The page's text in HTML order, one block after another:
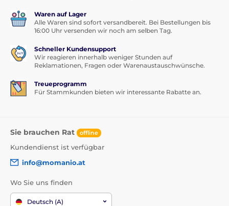
Waren auf Lager
Alle Waren sind sofort versandbereit. Bei Bestellungen bis
16:00 Uhr versenden wir noch am selben Tag.
Schneller Kundensupport
Wir reagieren innerhalb weniger Stunden auf
Reklamationen, Fragen oder Warenaustauschwünsche.
Treueprogramm
Für Stammkunden bieten wir interessante Rabatte an.
Sie brauchen Rat offline
Kundendienst ist verfügbar
info@momanio.at
Wo Sie uns finden
Deutsch (A)